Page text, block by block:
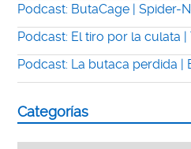
Podcast: ButaCage | Spider-
Podcast: El tiro por la culata
Podcast: La butaca perdida |
Categorías